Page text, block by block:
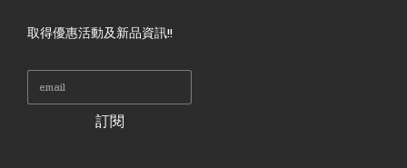
取得優惠活動及新品資訊!!
訂閱